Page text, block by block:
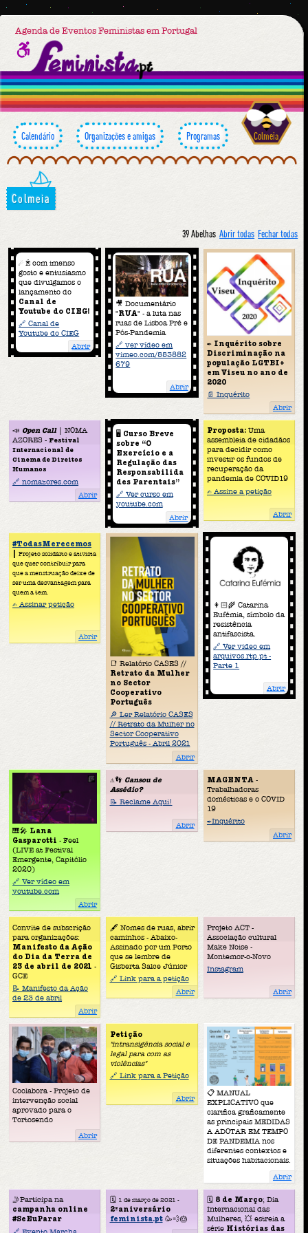
Agenda de Eventos Feministas em Portugal
Calendário Organizações e amigas Programas Colmeia
Colmeia
39 Abelhas Abrir todas Fechar todas
☄️ É com imenso
gosto e entusiasmo
que divulgamos o
lançamento do
Canal de
Youtube do CIEG!
🔗 Canal de
Youtube do CIEG
Abrir
🎥 Documentário
"RUA" - a luta nas
ruas de Lisboa Pré e
Pós-Pandemia
🔗 ver vídeo em
vimeo.com/553882
679
Abrir
✒️ Inquérito sobre
Discriminação na
população LGTBI+
em Viseu no ano de
2020
📄 Inquérito
Abrir
📣 Open Call
| NOMA
AZORES -Festival
Internacional de
Cinema de Direitos
Humanos
🔗 nomazores.com
Abrir
🖥 Curso Breve
sobre “O
Exercício e a
Regulação das
Responsabilida
des Parentais”
🔗 Ver curso em
youtube.com
Abrir
Proposta:Uma
assembleia de cidadãos
para decidir como
investir os fundos de
recuperação da
pandemia de COVID19
✍️ Assine a petição
Abrir
#TodasMerecemos
|Projeto solidário e ativista
que quer contribuir para
que a menstruação deixe de
ser uma desvantagem para
quem a tem.
✍️ Assinar petição
Abrir
📑 Relatório CASES //
Retrato da Mulher
no Sector
Cooperativo
Português
🔎 Ler Relatório CASES
// Retrato da Mulher no
Sector Cooperativo
Português - Abril 2021
Abrir
👩🏻‍🌾 Catarina
Eufémia, símbolo da
resistência
antifascista.
🔗 Ver video em
arquivos.rtp.pt -
Parte 1
Abrir
🎹🎤 Lana
Gasparotti - Feel
(LIVE at Festival
Emergente, Capitólio
2020)
🔗 Ver vídeo em
youtube.com
Abrir
⚠️👣 Cansou de
Assédio?
📝 Reclame Aqui!
Abrir
MAGENTA-
Trabalhadoras
domésticas e o COVID
19
✒️Inquérito
Abrir
Convite de subscrição
para organizações:
Manifesto da Ação
do Dia da Terra de
23 de abril de 2021 -
GCE
📝 Manifesto da Ação
de 23 de abril
Abrir
🖋 Nomes de ruas, abrir
caminhos - Abaixo-
Assinado por um Porto
que se lembre de
Gisberta Salce Júnior
🔗 Link para a petição
Abrir
Projeto ACT -
Associação cultural
Make Noise -
Montemor-o-Novo
Instagram
Abrir
Coolabora - Projeto de
intervenção social
aprovado para o
Tortosendo
Abrir
Petição
"intransigência social e
legal para com as
violências"
🔗 Link para a Petição
Abrir
📋 MANUAL
EXPLICATIVO que
clarifica graficamente
as principais MEDIDAS
A ADOTAR EM TEMPO
DE PANDEMIA nos
diferentes contextos e
situações habitacionais.
Abrir
🤳Participa na
campanha online
#SeEuParar
🗓 1 de março de 2021 -
2ºaniversário
feminista.pt 🥳💨🎂
🗓 8 de Março; Dia
Internacional das
Mulheres, 💥 estreia a
série Histórias das